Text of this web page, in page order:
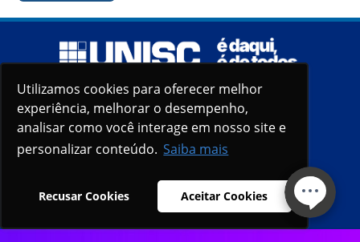
Utilizamos cookies para oferecer melhor
experiência, melhorar o desempenho,
analisar como você interage em nosso site e
personalizar conteúdo. Saiba mais
Recusar Cookies Aceitar Cookies
Utilizamos cookies para oferecer melhor
experiência, melhorar o desempenho,
analisar como você interage em nosso site e
personalizar conteúdo. Saiba mais
Recusar Cookies Aceitar Cookies